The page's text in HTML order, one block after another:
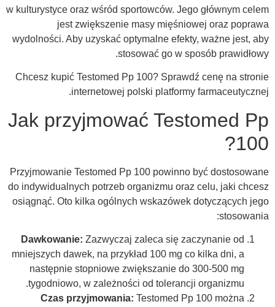
w kulturystyce oraz wśród sportowców. Jego głównym celem
jest zwiększenie masy mięśniowej oraz poprawa
wydolności. Aby uzyskać optymalne efekty, ważne jest, aby
stosować go w sposób prawidłowy.
Chcesz kupić Testomed Pp 100? Sprawdź cenę na stronie
internetowej polski platformy farmaceutycznej.
Jak przyjmować Testomed Pp
100?
Przyjmowanie Testomed Pp 100 powinno być dostosowane
do indywidualnych potrzeb organizmu oraz celu, jaki chcesz
osiągnąć. Oto kilka ogólnych wskazówek dotyczących jego
stosowania:
Dawkowanie: Zazwyczaj zaleca się zaczynanie od
mniejszych dawek, na przykład 100 mg co kilka dni, a
następnie stopniowe zwiększanie do 300-500 mg
tygodniowo, w zależności od tolerancji organizmu.
Czas przyjmowania: Testomed Pp 100 można